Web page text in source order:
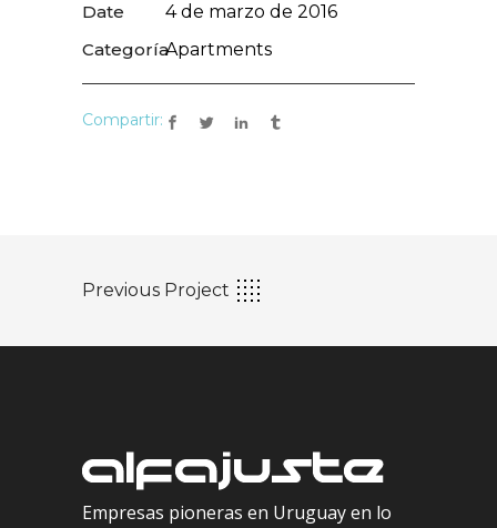
Date
4 de marzo de 2016
CategoríaApartments
Compartir:
Previous Project
Empresas pioneras en Uruguay en lo